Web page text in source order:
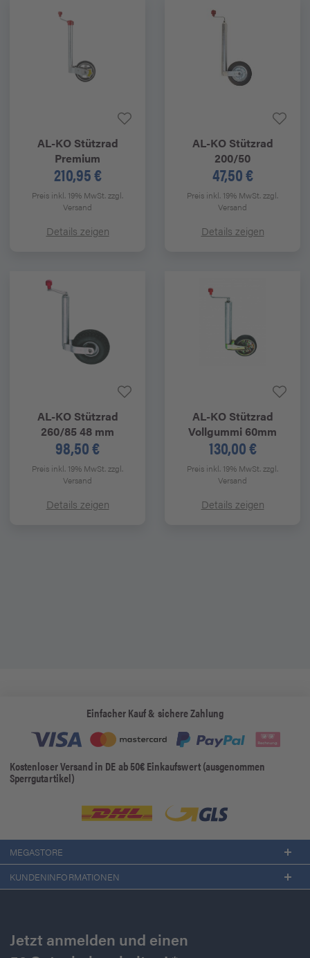
AL-KOStützrad
Premium
210,95 €
Preis inkl. 19% MwSt.zzgl.
Versand
Details zeigen
AL-KOStützrad
200/50
47,50 €
Preis inkl. 19% MwSt.zzgl.
Versand
Details zeigen
AL-KOStützrad
260/85 48 mm
98,50 €
Preis inkl. 19% MwSt.zzgl.
Versand
Details zeigen
AL-KOStützrad
Vollgummi 60mm
130,00 €
Preis inkl. 19% MwSt.zzgl.
Versand
Details zeigen
Einfacher Kauf & sichere Zahlung
Kostenloser Versand in DE ab 50€ Einkaufswert (ausgenommen
Sperrgutartikel)
MEGASTORE
KUNDENINFORMATIONEN
Jetzt anmelden und einen